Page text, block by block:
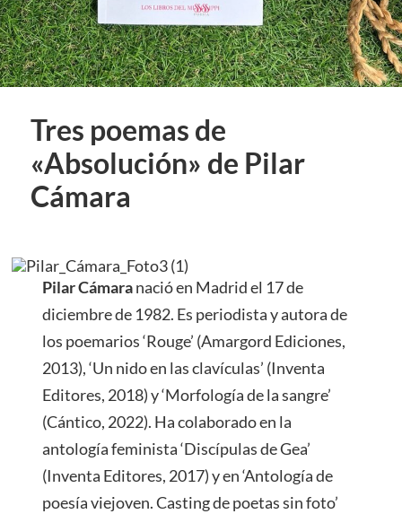
Tres poemas de
«Absolución» de Pilar
Cámara
Pilar Cámaranació en Madrid el 17 de
diciembre de 1982. Es periodista y autora de
los poemarios ‘Rouge’ (Amargord Ediciones,
2013), ‘Un nido en las clavículas’ (Inventa
Editores, 2018) y ‘Morfología de la sangre’
(Cántico, 2022). Ha colaborado en la
antología feminista ‘Discípulas de Gea’
(Inventa Editores, 2017) y en ‘Antología de
poesía viejoven. Casting de poetas sin foto’